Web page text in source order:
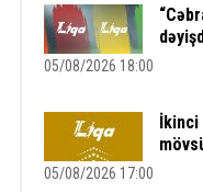
05/08/2026 18:00
İkinci
05/08/2026 17:00